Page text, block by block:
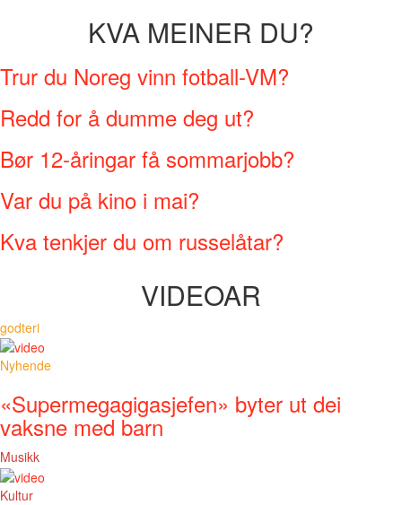
KVA MEINER DU?
Trur du Noreg vinn fotball-VM?
Redd for å dumme deg ut?
Bør 12-åringar få sommarjobb?
Var du på kino i mai?
Kva tenkjer du om russelåtar?
VIDEOAR
godteri
Nyhende
«Supermegagigasjefen» byter ut dei
vaksne med barn
Musikk
Kultur